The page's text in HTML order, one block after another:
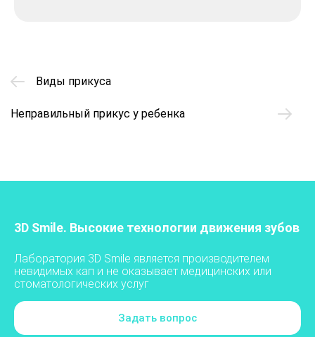
Виды прикуса
Неправильный прикус у ребенка
3D Smile. Высокие технологии движения зубов
Лаборатория 3D Smile является производителем
невидимых кап и не оказывает медицинских или
стоматологических услуг
Задать вопрос